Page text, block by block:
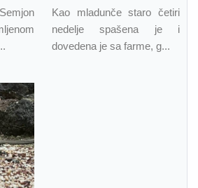
Kao mladunče staro četiri
nedelje spašena je i
dovedena je sa farme, g...